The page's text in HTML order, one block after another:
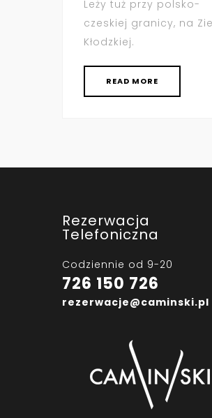
Leży tuż przy polsko-
czeskiej granicy, na
Kłodzkiej.
READ MORE
Rezerwacja
Telefoniczna
Codziennie od 9-20
726 150 726
rezerwacje@caminski.pl